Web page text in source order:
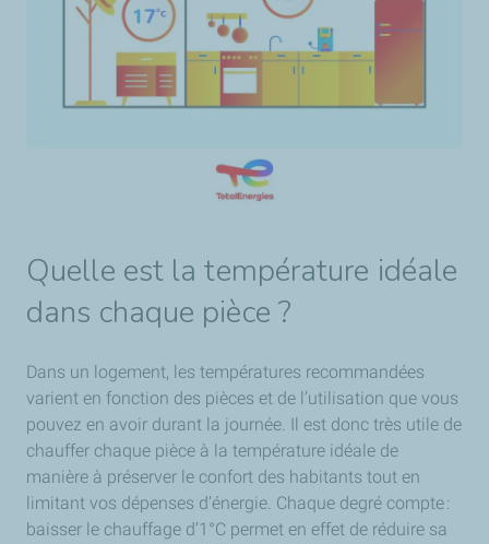
Quelle est la température idéale
dans chaque pièce ?
Dans un logement, les températures recommandées
varient en fonction des pièces et de l’utilisation que vous
pouvez en avoir durant la journée. Il est donc très utile de
chauffer chaque pièce à la température idéale de
manière à préserver le confort des habitants tout en
limitant vos dépenses d’énergie. Chaque degré compte :
baisser le chauffage d’1°C permet en effet de réduire sa